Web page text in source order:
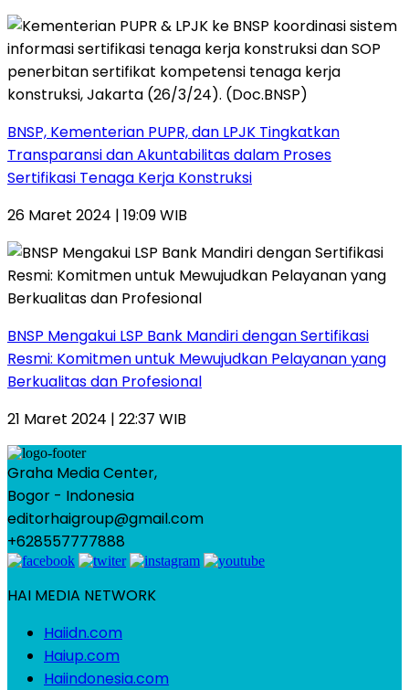
BNSP, Kementerian PUPR, dan LPJK Tingkatkan
Transparansi dan Akuntabilitas dalam Proses
Sertifikasi Tenaga Kerja Konstruksi
26 Maret 2024 | 19:09 WIB
BNSP Mengakui LSP Bank Mandiri dengan Sertifikasi
Resmi: Komitmen untuk Mewujudkan Pelayanan yang
Berkualitas dan Profesional
21 Maret 2024 | 22:37 WIB
Graha Media Center,
Bogor - Indonesia
editorhaigroup@gmail.com
+628557777888
HAI MEDIA NETWORK
Haiidn.com
Haiup.com
Haiindonesia.com